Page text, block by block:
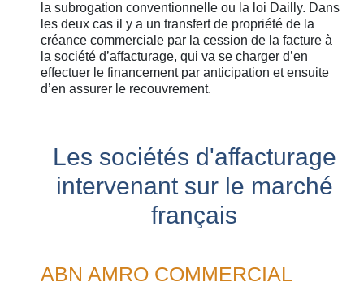
la subrogation conventionnelle ou la loi Dailly. Dans
les deux cas il y a un transfert de propriété de la
créance commerciale par la cession de la facture à
la société d’affacturage, qui va se charger d’en
effectuer le financement par anticipation et ensuite
d’en assurer le recouvrement.
Les sociétés d'affacturage
intervenant sur le marché
français
ABN AMRO COMMERCIAL